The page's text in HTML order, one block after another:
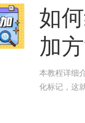
如
加
本教程详细
化标记，这